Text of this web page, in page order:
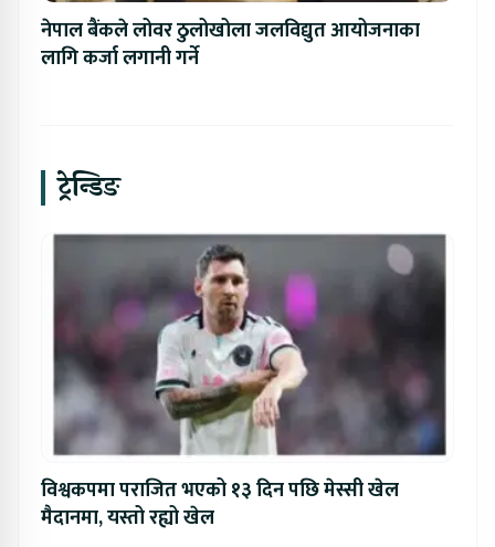
नेपाल बैंकले लोवर ठुलोखोला जलविद्युत आयोजनाका
लागि कर्जा लगानी गर्ने
ट्रेन्डिङ
विश्वकपमा पराजित भएको १३ दिन पछि मेस्सी खेल
मैदानमा, यस्तो रह्यो खेल